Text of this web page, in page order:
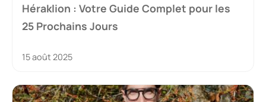
Héraklion : Votre Guide Complet pour les
25 Prochains Jours
15 août 2025